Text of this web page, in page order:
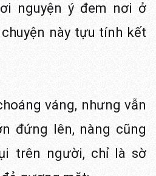
nguyện ý đem nơi ở
này tựu tính kết
váng, nhưng vẫn
đứng lên, nàng cũng
trên người, chỉ là sờ